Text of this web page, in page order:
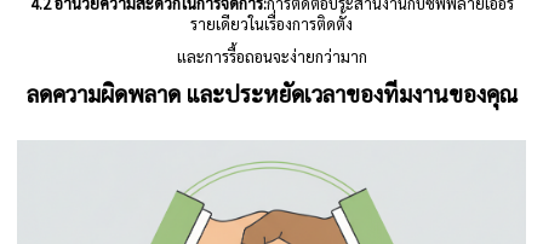
รายเดียวในเรื่องการติดตั้ง
และการรื้อถอนจะง่ายกว่ามาก
ลดความผิดพลาด และประหยัดเวลาของทีมงานของคุณ